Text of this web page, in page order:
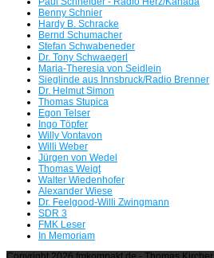
Benny Schnier
Hardy B. Schracke
Bernd Schumacher
Stefan Schwabeneder
Dr. Tony Schwaegerl
Maria-Theresia von Seidlein
Sieglinde aus Innsbruck/Radio Brenner
Dr. Helmut Simon
Thomas Stupica
Egon Telser
Ingo Töpfer
Willy Vontavon
Willi Weber
Jürgen von Wedel
Thomas Weigt
Walter Wiedenhofer
Alexander Wiese
Dr. Feelgood-Willi Zwingmann
SDR 3
FMK Leser
In Memoriam